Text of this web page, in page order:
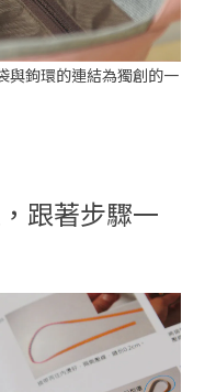
與鉤環的連結為獨創的一
跟著步驟一